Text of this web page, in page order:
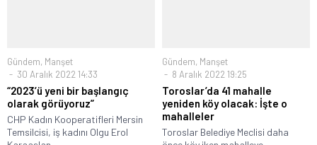
Gündem, Manşet
30 Aralık 2022 14:33
“2023’ü yeni bir başlangıç
olarak görüyoruz”
CHP Kadın Kooperatifleri Mersin
Temsilcisi, iş kadını Olgu Erol
Gündem, Manşet
8 Aralık 2022 19:25
Toroslar’da 41 mahalle
yeniden köy olacak: İşte o
mahalleler
Toroslar Belediye Meclisi daha